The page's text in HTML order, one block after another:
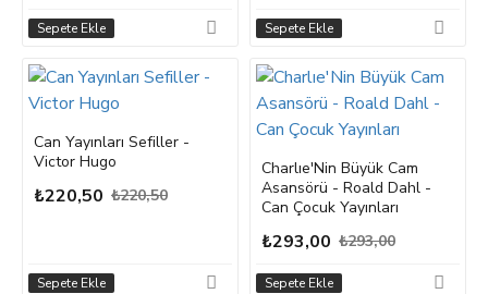
Sepete Ekle Sepete Ekle
Can Yayınları Sefiller -
Victor Hugo
₺220,50 ₺220,50
Sepete Ekle
Charlıe'Nin Büyük Cam
Asansörü - Roald Dahl -
Can Çocuk Yayınları
₺293,00 ₺293,00
Sepete Ekle